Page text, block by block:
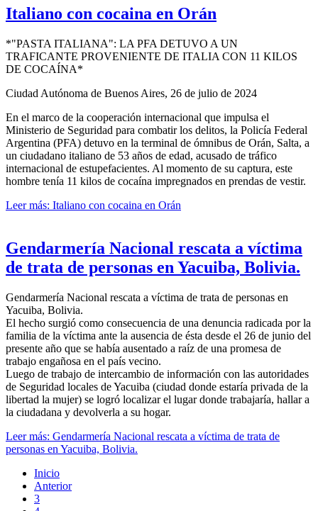
Italiano con cocaina en Orán
*"PASTA ITALIANA": LA PFA DETUVO A UN
TRAFICANTE PROVENIENTE DE ITALIA CON 11 KILOS
DE COCAÍNA*
Ciudad Autónoma de Buenos Aires, 26 de julio de 2024
En el marco de la cooperación internacional que impulsa el
Ministerio de Seguridad para combatir los delitos, la Policía Federal
Argentina (PFA) detuvo en la terminal de ómnibus de Orán, Salta, a
un ciudadano italiano de 53 años de edad, acusado de tráfico
internacional de estupefacientes. Al momento de su captura, este
hombre tenía 11 kilos de cocaína impregnados en prendas de vestir.
Leer más: Italiano con cocaina en Orán
Gendarmería Nacional rescata a víctima
de trata de personas en Yacuiba, Bolivia.
Gendarmería Nacional rescata a víctima de trata de personas en
Yacuiba, Bolivia.
El hecho surgió como consecuencia de una denuncia radicada por la
familia de la víctima ante la ausencia de ésta desde el 26 de junio del
presente año que se había ausentado a raíz de una promesa de
trabajo engañosa en el país vecino.
Luego de trabajo de intercambio de información con las autoridades
de Seguridad locales de Yacuiba (ciudad donde estaría privada de la
libertad la mujer) se logró localizar el lugar donde trabajaría, hallar a
la ciudadana y devolverla a su hogar.
Leer más: Gendarmería Nacional rescata a víctima de trata de
personas en Yacuiba, Bolivia.
Inicio
Anterior
3